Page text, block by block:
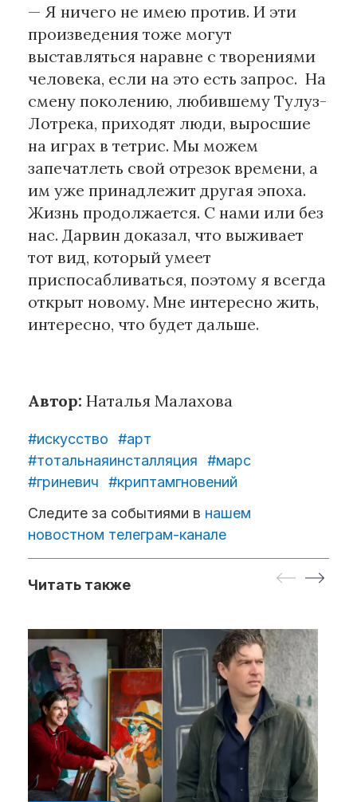
— Я ничего не имею против. И эти
произведения тоже могут
выставляться наравне с творениями
человека, если на это есть запрос. На
смену поколению, любившему Тулуз-
Лотрека, приходят люди, выросшие
на играх в тетрис. Мы можем
запечатлеть свой отрезок времени, а
им уже принадлежит другая эпоха.
Жизнь продолжается. С нами или без
нас. Дарвин доказал, что выживает
тот вид, который умеет
приспосабливаться, поэтому я всегда
открыт новому. Мне интересно жить,
интересно, что будет дальше.
Автор: Наталья Малахова
#искусство
#арт
#тотальнаяинсталляция
#марс
#гриневич
#криптамгновений
Следите за событиями в нашем
новостном телеграм-канале
Читать также